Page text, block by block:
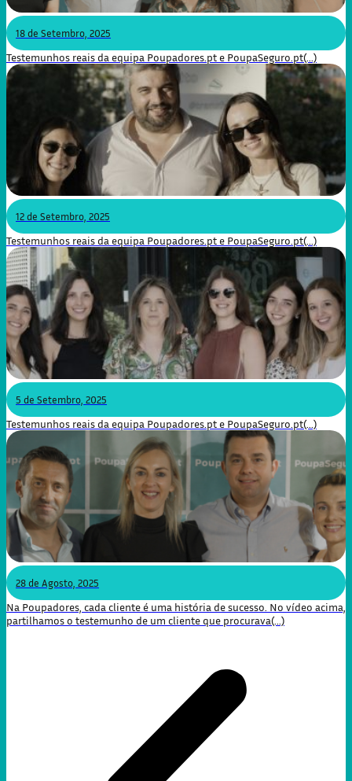
18 de Setembro, 2025
Testemunhos reais da equipa Poupadores.pt e PoupaSeguro.pt(...)
12 de Setembro, 2025
Testemunhos reais da equipa Poupadores.pt e PoupaSeguro.pt(...)
5 de Setembro, 2025
Testemunhos reais da equipa Poupadores.pt e PoupaSeguro.pt(...)
28 de Agosto, 2025
Na Poupadores, cada cliente é uma história de sucesso. No vídeo acima,
partilhamos o testemunho de um cliente que procurava(...)